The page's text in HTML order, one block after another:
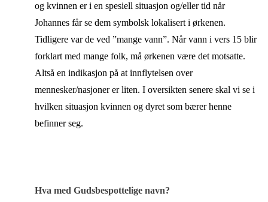
og kvinnen er i en spesiell situasjon og/eller tid når
Johannes får se dem symbolsk lokalisert i ørkenen.
Tidligere var de ved ”mange vann”. Når vann i vers 15 blir
forklart med mange folk, må ørkenen være det motsatte.
Altså en indikasjon på at innflytelsen over
mennesker/nasjoner er liten. I oversikten senere skal vi se i
hvilken situasjon kvinnen og dyret som bærer henne
befinner seg.
Hva med Gudsbespottelige navn?